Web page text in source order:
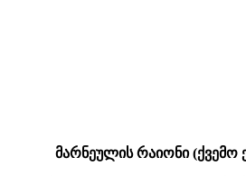
მარნეულის რაიონი